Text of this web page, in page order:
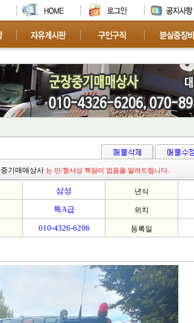
중기매매상사 는 민/형사상 책임이 없음을 알려드립니다.
삼성 년식
특A급 위치
010-4326-6206 등록일